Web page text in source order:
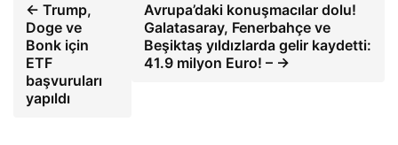
← Trump,
Doge ve
Bonk için
ETF
başvuruları
yapıldı
Avrupa’daki konuşmacılar dolu!
Galatasaray, Fenerbahçe ve
Beşiktaş yıldızlarda gelir kaydetti:
41.9 milyon Euro! – →